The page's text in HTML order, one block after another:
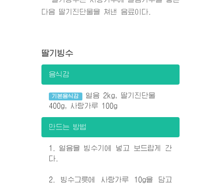
다음 딸기진단물을 쳐낸 음료이다.
딸기빙수
음식감
기본음식감
얼음 2kg, 딸기진단물
400g, 사탕가루 100g
만드는 방법
1. 얼음을 빙수기에 넣고 보드랍게 간
다.
2. 빙수그릇에 사탕가루 10g을 담고